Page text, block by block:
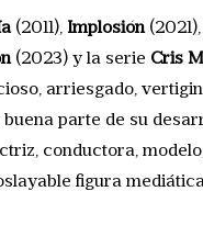
(2011), Implosión(2021),
(2023) y la serie Cris
arriesgado,
parte de su
conductora,
figura